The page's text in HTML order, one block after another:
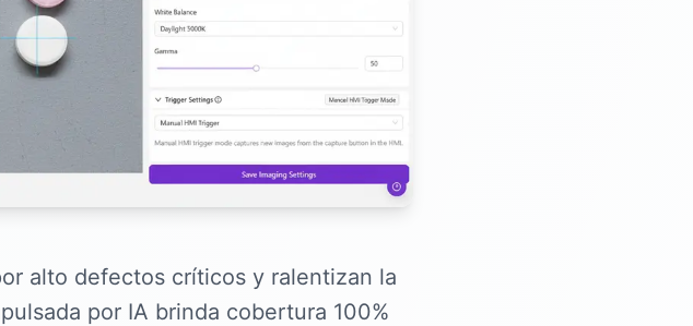
alto defectos críticos y ralentizan la
por IA brinda cobertura 100%